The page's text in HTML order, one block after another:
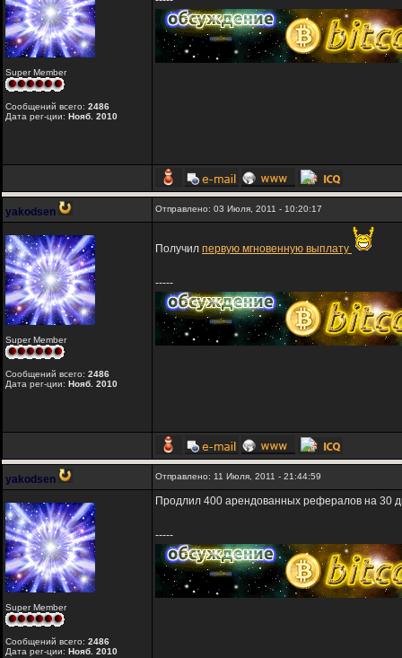
Super Member
Сообщений всего: 2486
Дата рег-ции: Нояб. 2010
yakodsen Отправлено: 03 Июля, 2011 - 10:20:17
Super Member
Сообщений всего: 2486
Дата рег-ции: Нояб. 2010
Получил первую мгновенную выплату
-----
yakodsen Отправлено: 11 Июля, 2011 - 21:44:59
Super Member
Сообщений всего: 2486
Дата рег-ции: Нояб. 2010
Продлил 400 арендованных рефералов на 30
-----